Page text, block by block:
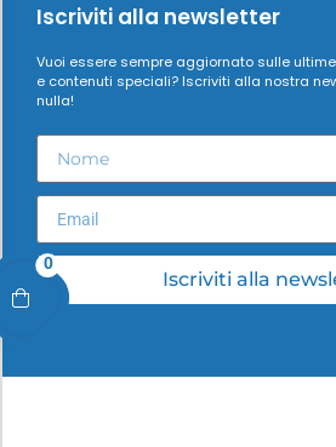
0
Iscriviti alla newsletter
Vuoi essere sempre aggiornato sulle
e contenuti speciali? Iscriviti alla nostra
nulla!
Iscriviti alla